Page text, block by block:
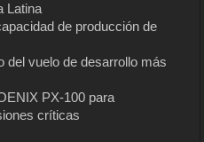
Latina
de producción de
del vuelo de desarrollo más
PX-100 para
críticas